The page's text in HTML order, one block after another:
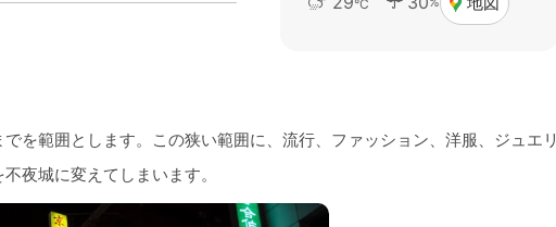
°C
を範囲とします。この狭い範囲に、流行、ファッション、洋服、ジュエリ
夜城に変えてしまいます。